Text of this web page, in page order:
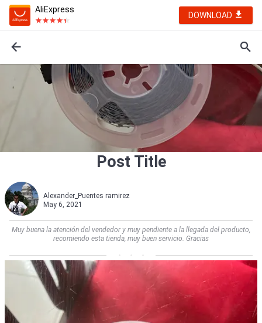
AliExpress
DOWNLOAD
Post Title
Alexander_Puentes ramirez
May 6, 2021
Muy buena la atención del vendedor y muy pendiente a la llegada del producto,
recomiendo esta tienda, muy buen servicio. Gracias